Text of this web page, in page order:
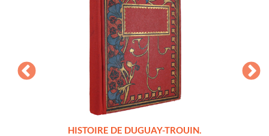
HISTOIRE DE DUGUAY-TROUIN.